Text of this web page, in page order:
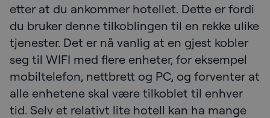
etter at du ankommer hotellet. Dette er fordi
du bruker denne tilkoblingen til en rekke ulike
tjenester. Det er nå vanlig at en gjest kobler
seg til WIFI med flere enheter, for eksempel
mobiltelefon, nettbrett og PC, og forventer at
alle enhetene skal være tilkoblet til enhver
tid. Selv et relativt lite hotell kan ha mange